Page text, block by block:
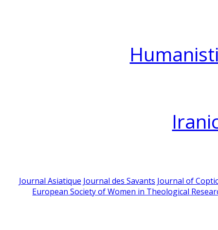
Journal Asiatique Journal des Savants Journal of
European Society of Women in Theological